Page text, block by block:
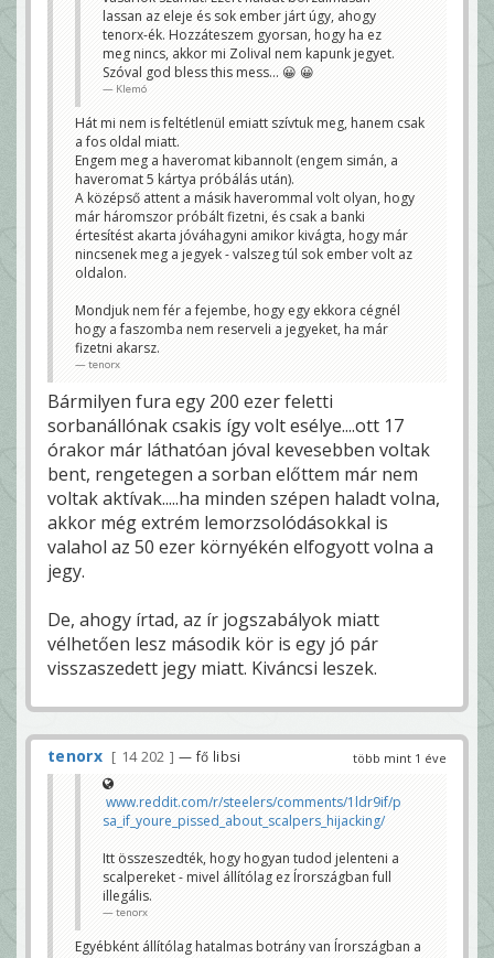
lassan az eleje és sok ember járt úgy, ahogy
tenorx-ék. Hozzáteszem gyorsan, hogy ha ez
meg nincs, akkor mi Zolival nem kapunk jegyet.
Szóval god bless this mess... 😀 😀
Klemó
Hát mi nem is feltétlenül emiatt szívtuk meg, hanem csak
a fos oldal miatt.
Engem meg a haveromat kibannolt (engem simán, a
haveromat 5 kártya próbálás után).
A középső attent a másik haverommal volt olyan, hogy
már háromszor próbált fizetni, és csak a banki
értesítést akarta jóváhagyni amikor kivágta, hogy már
nincsenek meg a jegyek - valszeg túl sok ember volt az
oldalon.
Mondjuk nem fér a fejembe, hogy egy ekkora cégnél
hogy a faszomba nem reserveli a jegyeket, ha már
fizetni akarsz.
tenorx
Bármilyen fura egy 200 ezer feletti
sorbanállónak csakis így volt esélye....ott 17
órakor már láthatóan jóval kevesebben voltak
bent, rengetegen a sorban előttem már nem
voltak aktívak.....ha minden szépen haladt volna,
akkor még extrém lemorzsolódásokkal is
valahol az 50 ezer környékén elfogyott volna a
jegy.
De, ahogy írtad, az ír jogszabályok miatt
vélhetően lesz második kör is egy jó pár
visszaszedett jegy miatt. Kiváncsi leszek.
több mint 1 éve
tenorx 14 202 — fő libsi
www.reddit.com/r/steelers/comments/1ldr9if/p
sa_if_youre_pissed_about_scalpers_hijacking/
Itt összeszedték, hogy hogyan tudod jelenteni a
scalpereket - mivel állítólag ez Írországban full
illegális.
tenorx
Egyébként állítólag hatalmas botrány van Írországban a